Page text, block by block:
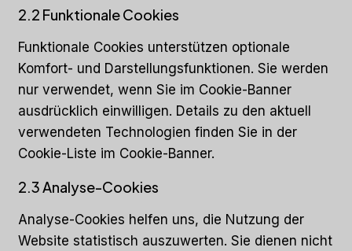
2.2 Funktionale Cookies
Funktionale Cookies unterstützen optionale
Komfort- und Darstellungsfunktionen. Sie werden
nur verwendet, wenn Sie im Cookie-Banner
ausdrücklich einwilligen. Details zu den aktuell
verwendeten Technologien finden Sie in der
Cookie-Liste im Cookie-Banner.
2.3 Analyse-Cookies
Analyse-Cookies helfen uns, die Nutzung der
Website statistisch auszuwerten. Sie dienen nicht